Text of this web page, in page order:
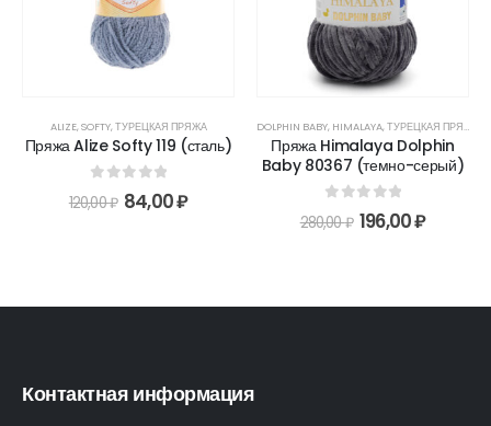
ALIZE,SOFTY,ТУРЕЦКАЯ ПРЯЖА
Пряжа Alize Softy 119 (сталь)
out of 5
120,00₽ 84,00₽
DOLPHIN BABY, HIMALAYA,ТУРЕЦКАЯ ПРЯЖА
Пряжа Himalaya Dolphin
Baby 80367 (темно-серый)
out of 5
280,00₽ 196,00₽
Контактная информация